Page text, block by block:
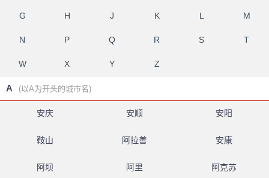
G H J K L M
N P Q R S T
W X Y Z
A (以A为开头的城市名)
安庆 安顺 安阳
鞍山 阿拉善 安康
阿坝 阿里 阿克苏